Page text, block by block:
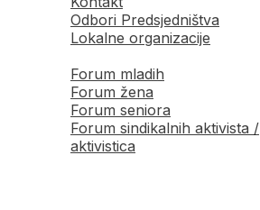
Odbori Predsjedništva
Lokalne organizacije
Forum mladih
Forum žena
Forum seniora
Forum sindikalnih aktivista /
aktivistica